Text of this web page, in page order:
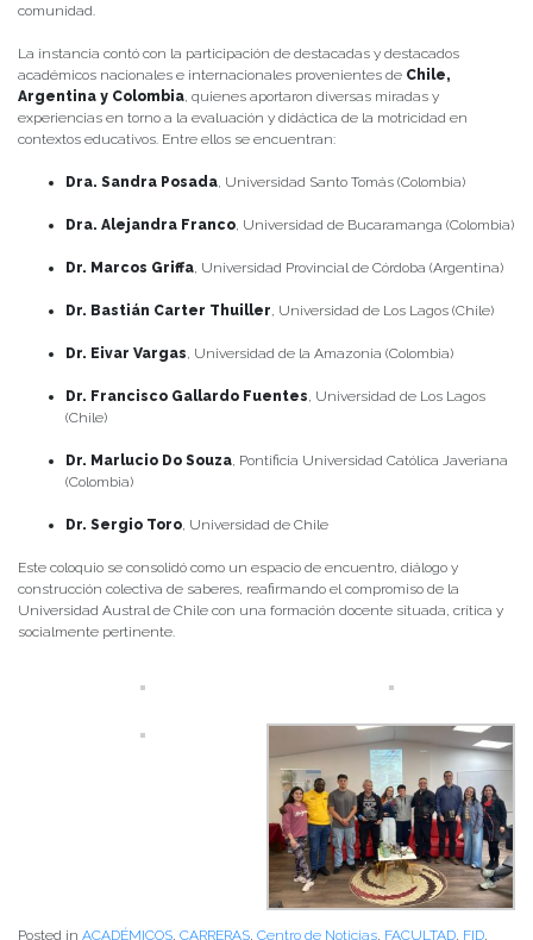
comunidad.
La instancia contó con la participación de destacadas y destacados
académicos nacionales e internacionales provenientes de Chile,
Argentina y Colombia , quienes aportaron diversas miradas y
experiencias en torno a la evaluación y didáctica de la motricidad en
contextos educativos. Entre ellos se encuentran:
Dra. Sandra Posada , Universidad Santo Tomás (Colombia)
Dra. Alejandra Franco , Universidad de Bucaramanga (Colombia)
Dr. Marcos Griffa , Universidad Provincial de Córdoba (Argentina)
Dr. Bastián Carter Thuiller , Universidad de Los Lagos (Chile)
Dr. Eivar Vargas , Universidad de la Amazonia (Colombia)
Dr. Francisco Gallardo Fuentes , Universidad de Los Lagos
(Chile)
Dr. Marlucio Do Souza , Pontificia Universidad Católica Javeriana
(Colombia)
Dr. Sergio Toro , Universidad de Chile
Este coloquio se consolidó como un espacio de encuentro, diálogo y
construcción colectiva de saberes, reafirmando el compromiso de la
Universidad Austral de Chile con una formación docente situada, crítica y
socialmente pertinente.
Posted in ACADÉMICOS, CARRERAS, Centro de Noticias, FACULTAD, FID,